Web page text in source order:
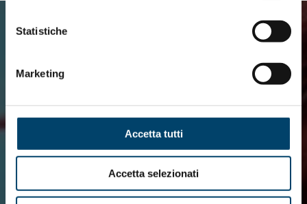
Statistiche
Marketing
Accetta tutti
Accetta selezionati